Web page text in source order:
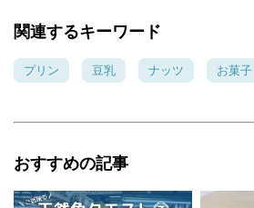
関連するキーワード
プリン 豆乳 ナッツ お菓
おすすめの記事